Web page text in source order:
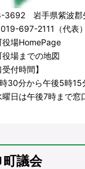
3692 岩手県紫波郡
019-697-2111（代
役場HomePage
役場までの地図
受付時間】
30分から午後5時15
日は午後7時まで窓
町議会